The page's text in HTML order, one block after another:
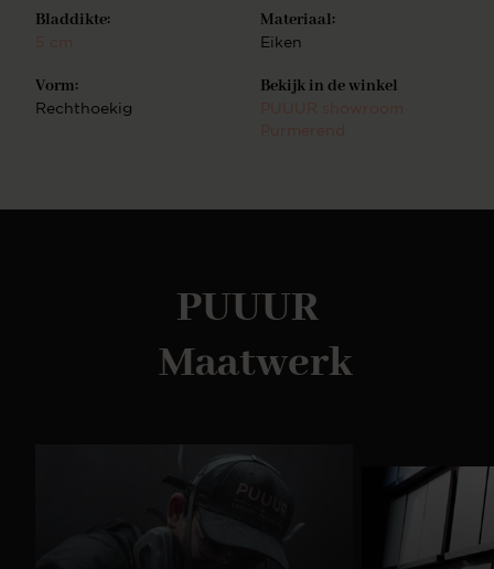
stellen. Combineer meerdere soorten meubels uit
dezelfde serie en creëer een totale woonbeleving.
Bladdikte:
5 cm
Materiaal:
Eiken
Vorm:
Rechthoekig
Bekijk in de winkel
PUUUR showroom
Purmerend
PUUUR
Maatwerk